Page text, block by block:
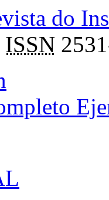
do
ISSN